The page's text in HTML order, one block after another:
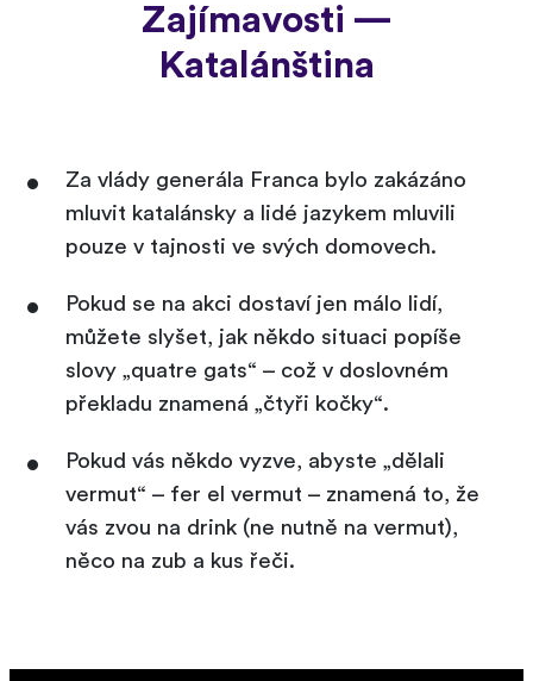
Zajímavosti —
Katalánština
Za vlády generála Franca bylo zakázáno
mluvit katalánsky a lidé jazykem mluvili
pouze v tajnosti ve svých domovech.
Pokud se na akci dostaví jen málo lidí,
můžete slyšet, jak někdo situaci popíše
slovy „quatre gats“ – což v doslovném
překladu znamená „čtyři kočky“.
Pokud vás někdo vyzve, abyste „dělali
vermut“ – fer el vermut – znamená to, že
vás zvou na drink (ne nutně na vermut),
něco na zub a kus řeči.